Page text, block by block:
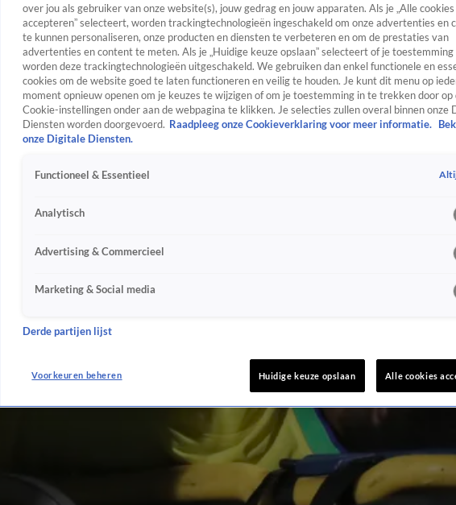
over jou als gebruiker van onze website(s), jouw gedrag en jouw apparaten. Als je „Alle cookies
accepteren” selecteert, worden trackingtechnologieën ingeschakeld om onze advertenties en
te kunnen personaliseren, onze producten en diensten te verbeteren en om de prestaties van
advertenties en content te meten. Als je „Huidige keuze opslaan” selecteert of je
worden deze trackingtechnologieën uitgeschakeld. We gebruiken dan enkel functionele en
cookies om de website goed te laten functioneren en veilig te houden. Je kunt dit menu op
moment opnieuw openen om je keuzes te wijzigen of om je toestemming in te trekken door op
Cookie-instellingen onder aan de webpagina te klikken. Je selecties zullen overal binnen onze
Diensten worden doorgevoerd. Raadpleeg onze Cookieverklaring voor meer informatie.
onze Digitale Diensten.
Functioneel & Essentieel
Analytisch
Advertising & Commercieel
Marketing & Social media
Derde partijen lijst
Voorkeuren beheren Huidige keuze opslaan Alle cookies